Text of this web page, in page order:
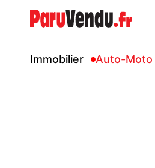
Immobilier Auto-Moto